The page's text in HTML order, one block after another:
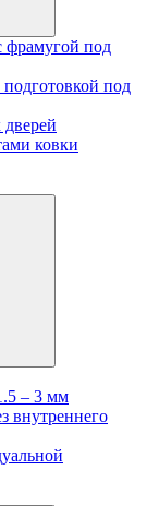
фрамугой под
подготовкой под
ковки
– 3 мм
внутреннего